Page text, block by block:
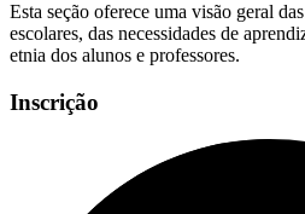
Esta seção oferece uma visão geral
escolares, das necessidades de
etnia dos alunos e professores.
Inscrição